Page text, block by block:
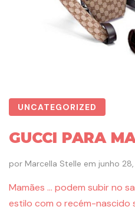
UNCATEGORIZED
GUCCI PARA
por Marcella Stelle em junho 28,
Mamães … podem subir no
estilo com o recém-nascido